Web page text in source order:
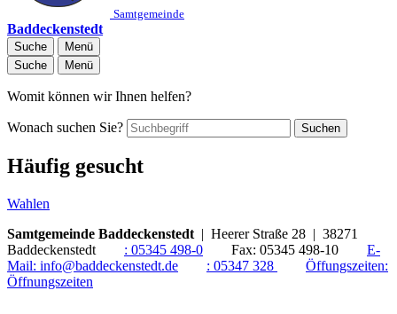
Samtgemeinde
Baddeckenstedt
Suche
Menü
Suche
Menü
Womit können wir Ihnen helfen?
Wonach suchen Sie? Suchen
Häufig gesucht
Wahlen
Samtgemeinde Baddeckenstedt | Heerer Straße 28 | 38271
Baddeckenstedt : 05345 498-0 Fax: 05345 498-10
E-
Mail: info@baddeckenstedt.de : 05347 328
Öffungszeiten:
Öffnungszeiten